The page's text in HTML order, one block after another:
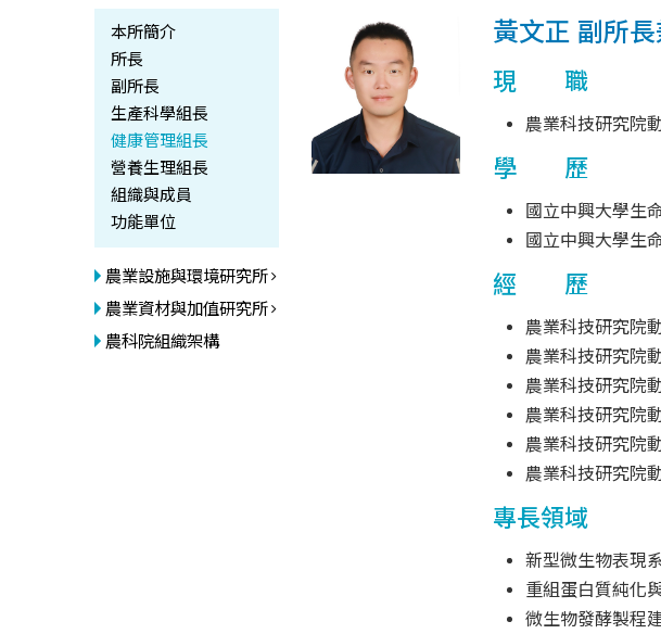
本所簡介
所長
副所長
生產科學組長
健康管理組長
營養生理組長
組織與成員
功能單位
農業設施與環境研究所
農業資材與加值研究所
農科院組織架構
黃文正 副所
現 職
農業科技研究院
學 歷
國立中興大學生
國立中興大學生
經 歷
農業科技研究院
農業科技研究院
農業科技研究院
農業科技研究院
農業科技研究院
農業科技研究院
專長領域
新型微生物表現
重組蛋白質純化
微生物發酵製程